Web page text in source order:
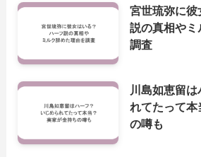
宮世琉弥に彼
説の真相やミ
調査
川島如恵留
れてたって本
の噂も